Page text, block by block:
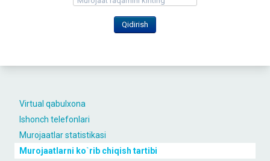
Virtual qabulxona
Ishonch telefonlari
Murojaatlar statistikasi
Murojaatlarni ko`rib chiqish tartibi